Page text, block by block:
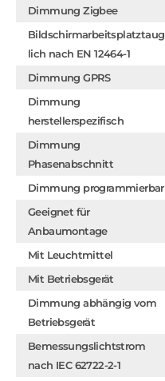
Dimmung Zigbee
Bildschirmarbeitsplatztaug
lich nach EN 12464-1
Dimmung GPRS
Dimmung
herstellerspezifisch
Dimmung
Phasenabschnitt
Dimmung programmierbar
Geeignet für
Anbaumontage
Mit Leuchtmittel
Mit Betriebsgerät
Dimmung abhängig vom
Betriebsgerät
Bemessungslichtstrom
nach IEC 62722-2-1